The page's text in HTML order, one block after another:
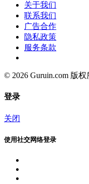
关于我们
联系我们
广告合作
隐私政策
服务条款
© 2026 Guruin.com 版权
登录
关闭
使用社交网络登录